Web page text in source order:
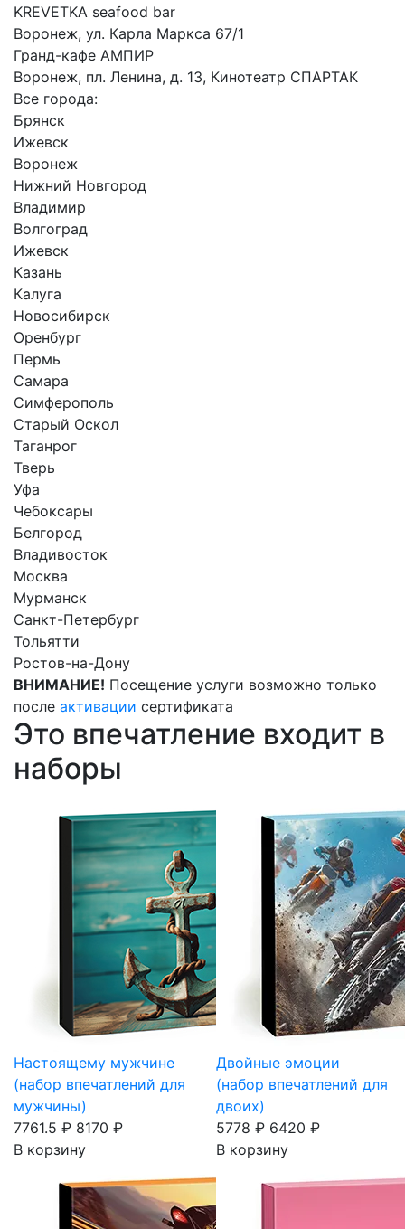
KREVETKA seafood bar
Воронеж, ул. Карла Маркса 67/1
Гранд-кафе АМПИР
Воронеж, пл. Ленина, д. 13, Кинотеатр СПАРТАК
Все города:
Брянск
Ижевск
Воронеж
Нижний Новгород
Владимир
Волгоград
Ижевск
Казань
Калуга
Новосибирск
Оренбург
Пермь
Самара
Симферополь
Старый Оскол
Таганрог
Тверь
Уфа
Чебоксары
Белгород
Владивосток
Москва
Мурманск
Санкт-Петербург
Тольятти
Ростов-на-Дону
ВНИМАНИЕ! Посещение услуги возможно только
после активации сертификата
Это впечатление входит в
наборы
Настоящему мужчине
(набор впечатлений для
мужчины)
7761.5 ₽ 8170 ₽
В корзину
Двойные эмоции
(набор впечатлений для
двоих)
5778 ₽ 6420 ₽
В корзину